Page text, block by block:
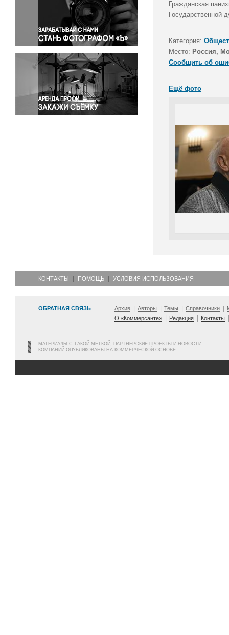
Политика
Правосудие
Происшествия и конфликты
Религия
Светская жизнь
Спорт
Экология
Экономика и бизнес
Гражданская
Государственной
Категория:
Место: Россия,
Сообщить об
Ещё фото
КОНТАКТЫ ПОМОЩЬ УСЛОВИЯ ИСПОЛЬЗОВАНИЯ
ОБРАТНАЯ СВЯЗЬ Архив Авторы Темы Справочники
О «Коммерсанте»
Редакция Контакты
МАТЕРИАЛЫ С ТАКОЙ МЕТКОЙ, ПАРТНЕРСКИЕ ПРОЕКТЫ И НОВОСТИ
КОМПАНИЙ ОПУБЛИКОВАНЫ НА КОММЕРЧЕСКОЙ ОСНОВЕ